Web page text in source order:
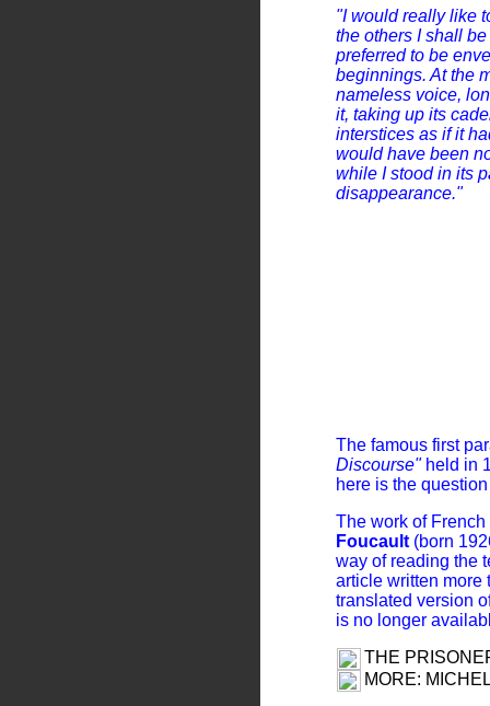
"I would really like
the others I shall
preferred to be
beginnings. At the
nameless voice,
it, taking up its
interstices as if it
would have been
while I stood in its
disappearance."
The famous first
Discourse"held in
here is the
The work of
Foucault (born
way of reading the
article written
translated version
is no longer
THE
MORE: